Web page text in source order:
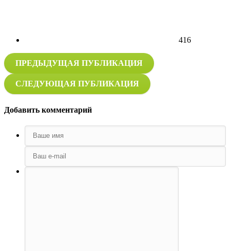
416
ПРЕДЫДУЩАЯ ПУБЛИКАЦИЯ
СЛЕДУЮЩАЯ ПУБЛИКАЦИЯ
Добавить комментарий